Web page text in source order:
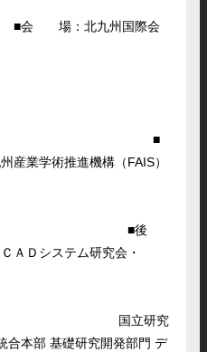
■会 場：北九州国際会
■
業学術推進機構（FAIS）
ＣＡＤシステム研究会・
研究
合本部 基礎研究開発部門 デ